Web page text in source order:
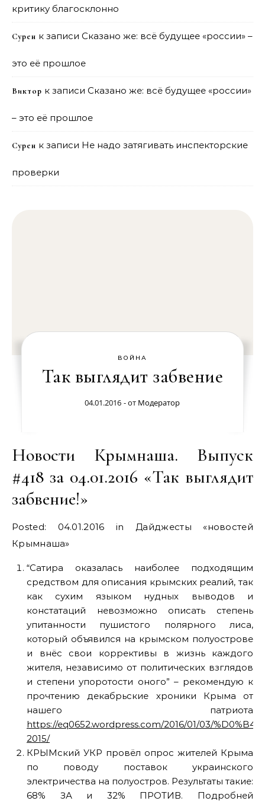
критику благосклонно
Сурен к записи Сказано же: всё будущее «россии» –
это её прошлое
Виктор к записи Сказано же: всё будущее «россии»
– это её прошлое
Сурен к записи Не надо затягивать инспекторские
проверки
ВОЙНА
Так выглядит забвение
04.01.2016 - от Модератор
Новости Крымнаша. Выпуск
#418 за 04.01.2016 «Так выглядит
забвение!»
Posted: 04.01.2016 in Дайджесты «новостей
Крымнаша»
“Сатира оказалась наиболее подходящим
средством для описания крымских реалий, так
как сухим языком нудных выводов и
констатаций невозможно описать степень
упитанности пушистого полярного лиса,
который объявился на крымском полуострове
и внёс свои коррективы в жизнь каждого
жителя, независимо от политических взглядов
и степени упоротости оного” – рекомендую к
прочтению декабрьские хроники Крыма от
нашего патриота
https://eq0652.wordpress.com/2016/01/03/
2015/
КРЫМский УКР провёл опрос жителей Крыма
по поводу поставок украинского
электричества на полуостров. Результаты такие:
68% ЗА и 32% ПРОТИВ. Подробней